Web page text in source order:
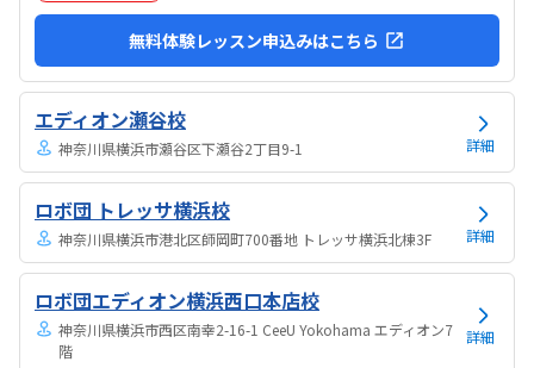
無料体験レッスン申込みはこちら
エディオン瀬谷校
神奈川県横浜市瀬谷区下瀬谷2丁目9-1 詳細
ロボ団 トレッサ横浜校
神奈川県横浜市港北区師岡町700番地 トレッサ横浜北棟3F 詳細
ロボ団エディオン横浜西口本店校
神奈川県横浜市西区南幸2-16-1 CeeU Yokohama エディオン7
階
詳細